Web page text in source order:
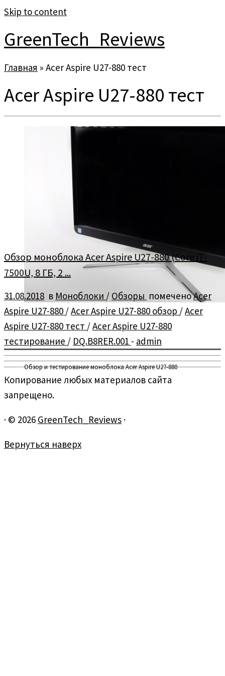
Skip to content
GreenTech_Reviews
Главная » Acer Aspire U27-880 тест
Acer Aspire U27-880 тест
Обзор и тестирование моноблока Acer Aspire U27-880
Обзор моноблока Acer Aspire U27-880 (Core i7-
7500U, 8 ГБ, 2 ...
31.08.2018 в Моноблоки / Обзоры помеченоAcer
Aspire U27-880 /Acer Aspire U27-880 обзор /Acer
Aspire U27-880 тест /Acer Aspire U27-880
тестирование / DQ.B8RER.001 - admin
Копирование любых материалов сайта
запрещено.
· © 2026 GreenTech_Reviews ·
Вернуться наверх